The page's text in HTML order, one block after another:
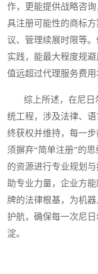
作，更能提供战略咨
具注册可能性的商标
议、管理续展时限等
实践，能最大程度规
值远超过代理服务费用
综上所述，在尼日
统工程，涉及法律、
终获权并维持，每一
须摒弃“简单注册”的
的资源进行专业规划
助专业力量，企业方
牌的法律根基，为机
护航，确保每一次尼
淀。